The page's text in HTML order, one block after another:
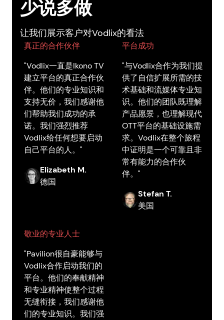
少说多做
让我们展示客户对Vodlix的看法
真正的合作伙伴
"Vodlix一直是Ikono TV
建立平台的真正合作伙
伴。他们的专业知识和
支持无价，我们感谢他
们帮助我们成功的承
诺。我们强烈推荐
Vodlix给任何想要启动
自己平台的人。"
Elizabeth M.
德国
平台成功
"与Vodlix合作为我们提
供了自信扩展所需的技
术基础和流媒体专业知
识。他们的团队既理解
产品愿景，也理解现代
OTT平台的基础设施需
求。Vodlix在整个旅程
中证明是一个可靠且非
常有能力的合作伙
伴。"
Stefan T.
美国
敬业的专业人士
"Pavilion很自豪能够与
Vodlix合作启动我们的
平台。他们的奉献精神
和专业精神使整个过程
无缝衔接，我们感谢他
们的专业知识。我们强